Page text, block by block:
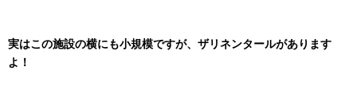
実はこの施設の横にも小規模ですが、ザリネンタールがあります
よ！